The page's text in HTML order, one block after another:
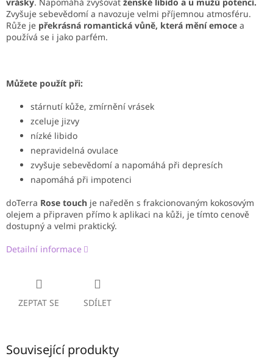
vrásky. Napomáhá zvyšovat ženské libido a u mužů potenci.
Zvyšuje sebevědomí a navozuje velmi příjemnou atmosféru.
Růže je překrásná romantická vůně, která mění emoce a
používá se i jako parfém.
Můžete použít při:
stárnutí kůže, zmírnění vrásek
zceluje jizvy
nízké libido
nepravidelná ovulace
zvyšuje sebevědomí a napomáhá při depresích
napomáhá při impotenci
doTerra Rose touch je naředěn s frakcionovaným kokosovým
olejem a připraven přímo k aplikaci na kůži, je tímto cenově
dostupný a velmi praktický.
Detailní informace
ZEPTAT SE SDÍLET
Související produkty